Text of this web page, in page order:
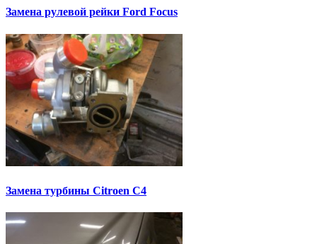
Замена рулевой рейки Ford Focus
Замена турбины Citroen C4